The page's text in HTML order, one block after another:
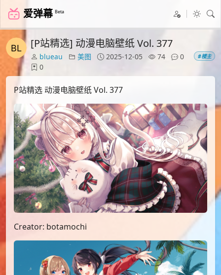
爱弹幕 Beta
[P站精选] 动漫电脑壁纸 Vol. 377
blueau 美图 2025-12-05 74
0
0
#楼主
P站精选 动漫电脑壁纸 Vol. 377
Creator: botamochi